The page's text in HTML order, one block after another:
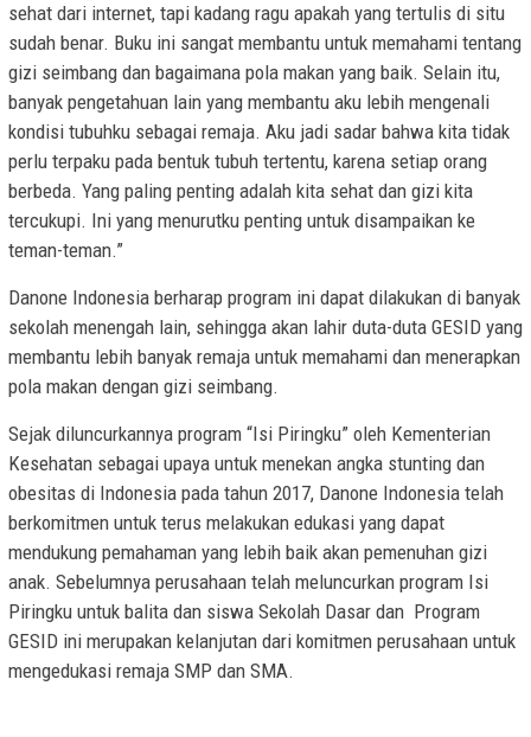
sehat dari internet, tapi kadang ragu apakah yang tertulis di situ
sudah benar. Buku ini sangat membantu untuk memahami tentang
gizi seimbang dan bagaimana pola makan yang baik. Selain itu,
banyak pengetahuan lain yang membantu aku lebih mengenali
kondisi tubuhku sebagai remaja. Aku jadi sadar bahwa kita tidak
perlu terpaku pada bentuk tubuh tertentu, karena setiap orang
berbeda. Yang paling penting adalah kita sehat dan gizi kita
tercukupi. Ini yang menurutku penting untuk disampaikan ke
teman-teman.”
Danone Indonesia berharap program ini dapat dilakukan di banyak
sekolah menengah lain, sehingga akan lahir duta-duta GESID yang
membantu lebih banyak remaja untuk memahami dan menerapkan
pola makan dengan gizi seimbang.
Sejak diluncurkannya program “Isi Piringku” oleh Kementerian
Kesehatan sebagai upaya untuk menekan angka stunting dan
obesitas di Indonesia pada tahun 2017, Danone Indonesia telah
berkomitmen untuk terus melakukan edukasi yang dapat
mendukung pemahaman yang lebih baik akan pemenuhan gizi
anak. Sebelumnya perusahaan telah meluncurkan program Isi
Piringku untuk balita dan siswa Sekolah Dasar dan Program
GESID ini merupakan kelanjutan dari komitmen perusahaan untuk
mengedukasi remaja SMP dan SMA.